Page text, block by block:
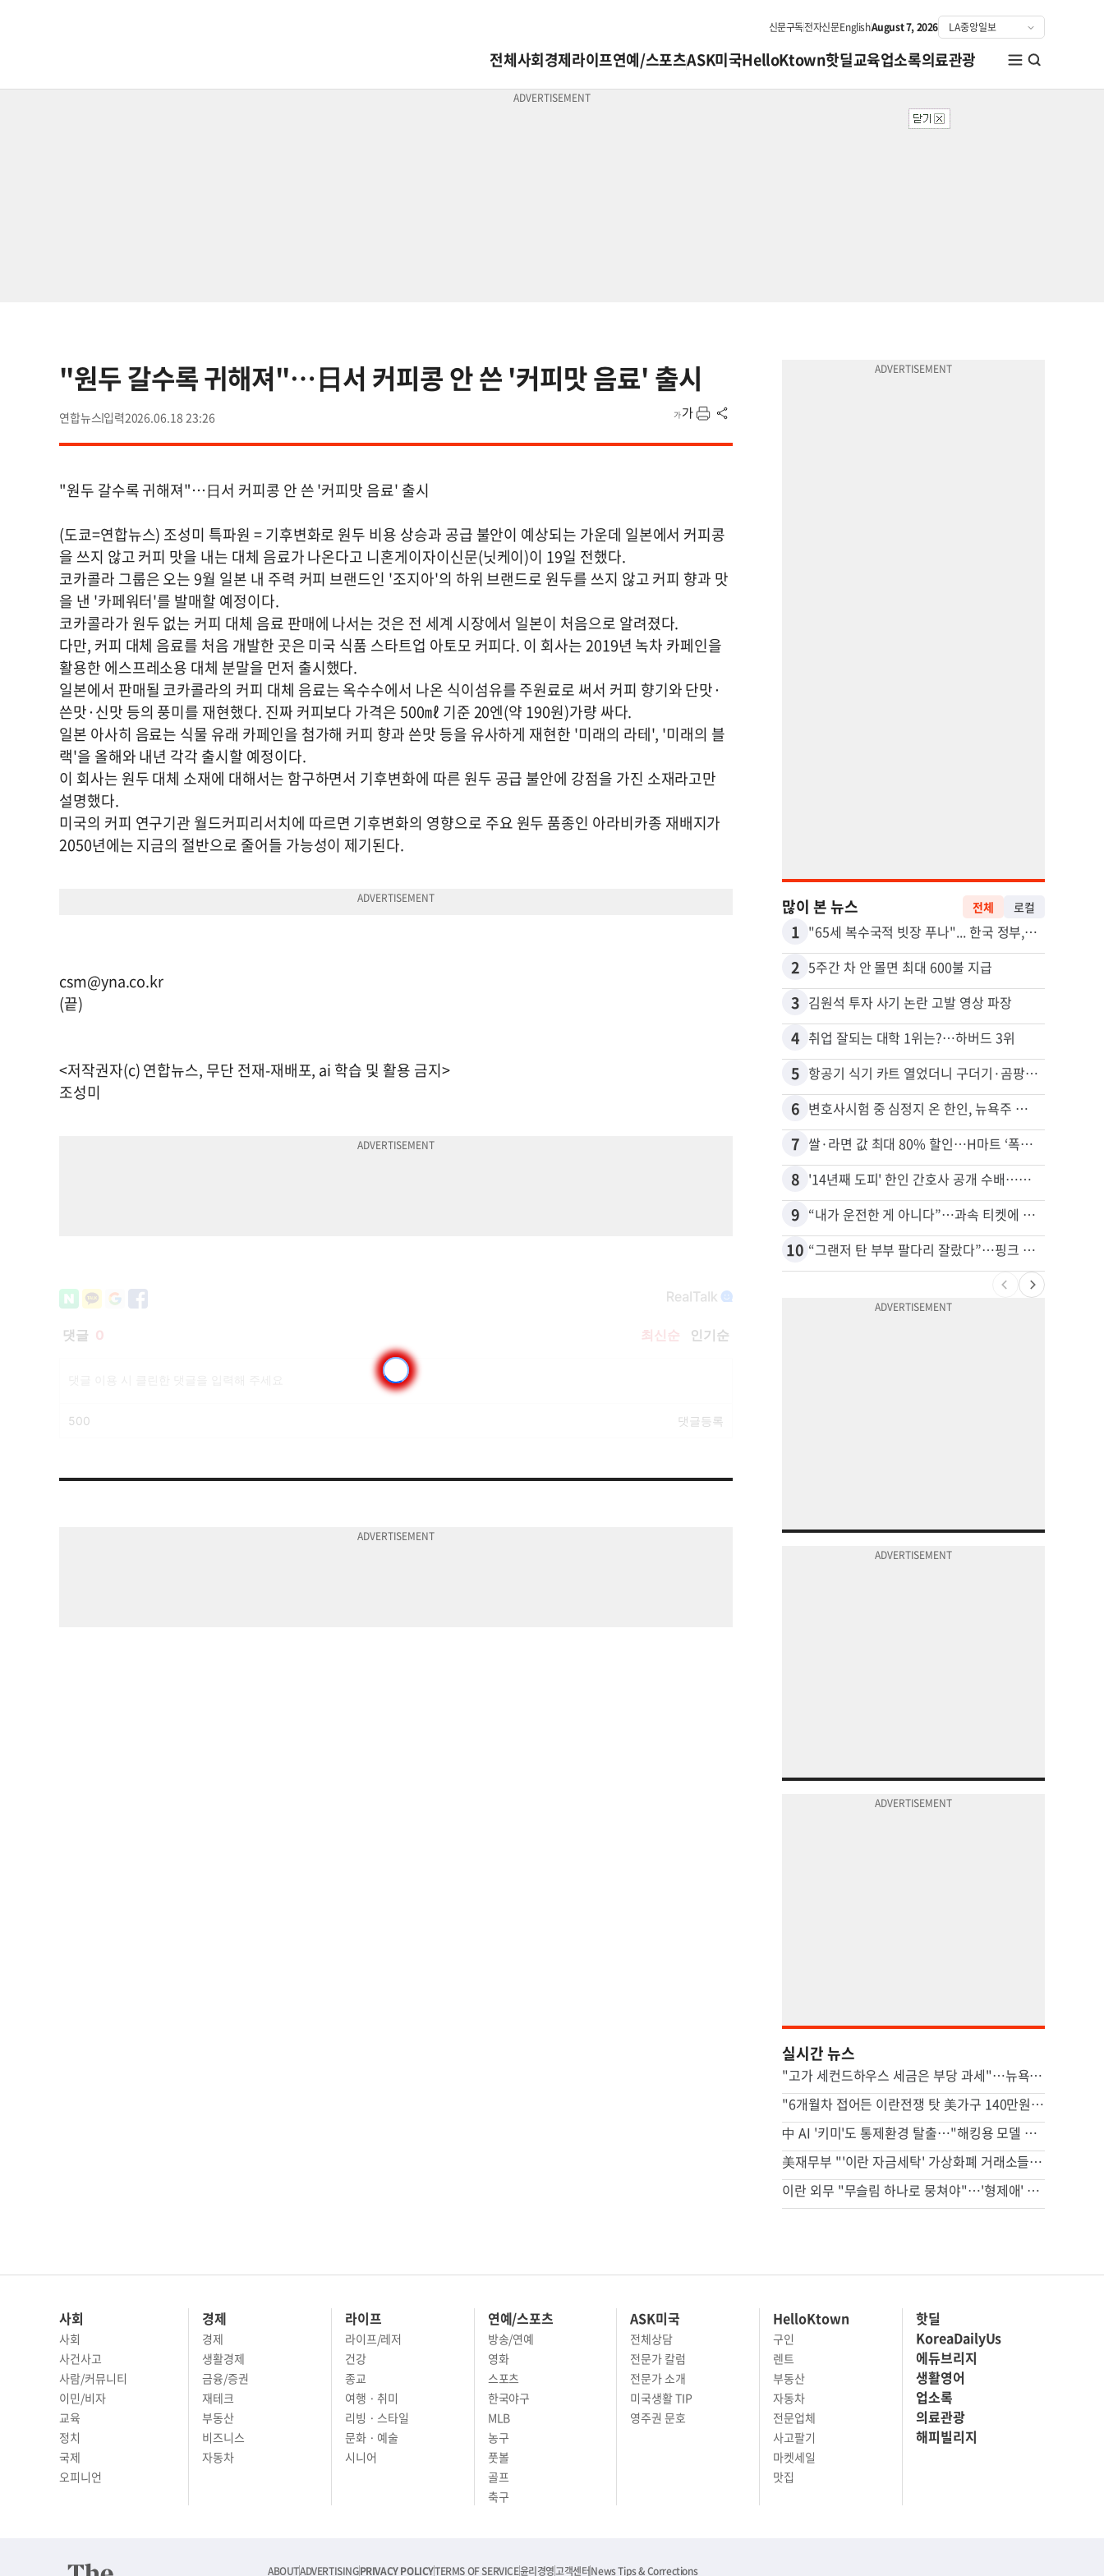
신문구독전자신문EnglishAugust 7, 2026
전체사회경제라이프연예/스포츠ASK미국HelloKtown핫딜교육업소록의료관광
"원두 갈수록 귀해져"…日서 커피콩 안 쓴 '커피맛 음료' 출시
연합뉴스 2026.06.18 23:26
"원두 갈수록 귀해져"…日서 커피콩 안 쓴 '커피맛 음료' 출시
(도쿄=연합뉴스) 조성미 특파원 = 기후변화로 원두 비용 상승과 공급 불안이 예상되는 가운데 일본에서 커피콩
을 쓰지 않고 커피 맛을 내는 대체 음료가 나온다고 니혼게이자이신문(닛케이)이 19일 전했다.
코카콜라 그룹은 오는 9월 일본 내 주력 커피 브랜드인 '조지아'의 하위 브랜드로 원두를 쓰지 않고 커피 향과 맛
을 낸 '카페워터'를 발매할 예정이다.
코카콜라가 원두 없는 커피 대체 음료 판매에 나서는 것은 전 세계 시장에서 일본이 처음으로 알려졌다.
다만, 커피 대체 음료를 처음 개발한 곳은 미국 식품 스타트업 아토모 커피다. 이 회사는 2019년 녹차 카페인을
활용한 에스프레소용 대체 분말을 먼저 출시했다.
일본에서 판매될 코카콜라의 커피 대체 음료는 옥수수에서 나온 식이섬유를 주원료로 써서 커피 향기와 단맛·
쓴맛·신맛 등의 풍미를 재현했다. 진짜 커피보다 가격은 500㎖ 기준 20엔(약 190원)가량 싸다.
일본 아사히 음료는 식물 유래 카페인을 첨가해 커피 향과 쓴맛 등을 유사하게 재현한 '미래의 라테', '미래의 블
랙'을 올해와 내년 각각 출시할 예정이다.
이 회사는 원두 대체 소재에 대해서는 함구하면서 기후변화에 따른 원두 공급 불안에 강점을 가진 소재라고만
설명했다.
미국의 커피 연구기관 월드커피리서치에 따르면 기후변화의 영향으로 주요 원두 품종인 아라비카종 재배지가
2050년에는 지금의 절반으로 줄어들 가능성이 제기된다.
csm@yna.co.kr
(끝)
<저작권자(c) 연합뉴스, 무단 전재-재배포, ai 학습 및 활용 금지>
조성미
많이 본 뉴스 전체 로컬
1 "65세 복수국적 빗장 푸나"... 한국 정부, 연령 완화 전면 추진
2 5주간 차 안 몰면 최대 600불 지급
3 김원석 투자 사기 논란 고발 영상 파장
4 취업 잘되는 대학 1위는?…하버드 3위
5 항공기 식기 카트 열었더니 구더기·곰팡이…LAX 기내식 업체 논란
6 변호사시험 중 심정지 온 한인, 뉴욕주 제소
7 쌀·라면 값 최대 80% 할인…H마트 ‘폭탄 세일’
8 '14년째 도피' 한인 간호사 공개 수배…메디케어 사기 유죄
9 “내가 운전한 게 아니다”…과속 티켓에 오토파일럿 탓한 운전자
10 “그랜저 탄 부부 팔다리 잘랐다”…핑크 살인공장 충격 실체
실시간 뉴스
"고가 세컨드하우스 세금은 부당 과세"…뉴욕시 상대 소송
"6개월차 접어든 이란전쟁 탓 美가구 140만원 추가 부담"
中 AI '키미'도 통제환경 탈출…"해킹용 모델 될수도" 우려
美재무부 "'이란 자금세탁' 가상화폐 거래소들 제재"
이란 외무 "무슬림 하나로 뭉쳐야"…'형제애' 강조 왜?
사회
사회
사건사고
사람/커뮤니티
이민/비자
교육
정치
국제
오피니언
경제
경제
생활경제
금융/증권
재테크
부동산
비즈니스
자동차
라이프
라이프/레저
건강
종교
여행 · 취미
리빙 · 스타일
문화 · 예술
시니어
연예/스포츠
방송/연예
영화
스포츠
한국야구
MLB
농구
풋볼
골프
축구
ASK미국
전체상담
전문가 칼럼
전문가 소개
미국생활 TIP
영주권 문호
HelloKtown
구인
렌트
부동산
자동차
전문업체
사고팔기
마켓세일
맛집
핫딜
KoreaDailyUs
에듀브리지
생활영어
업소록
의료관광
해피빌리지
ABOUTADVERTISINGPRIVACY POLICYTERMS OF SERVICE윤리경영고객센터News Tips & Corrections